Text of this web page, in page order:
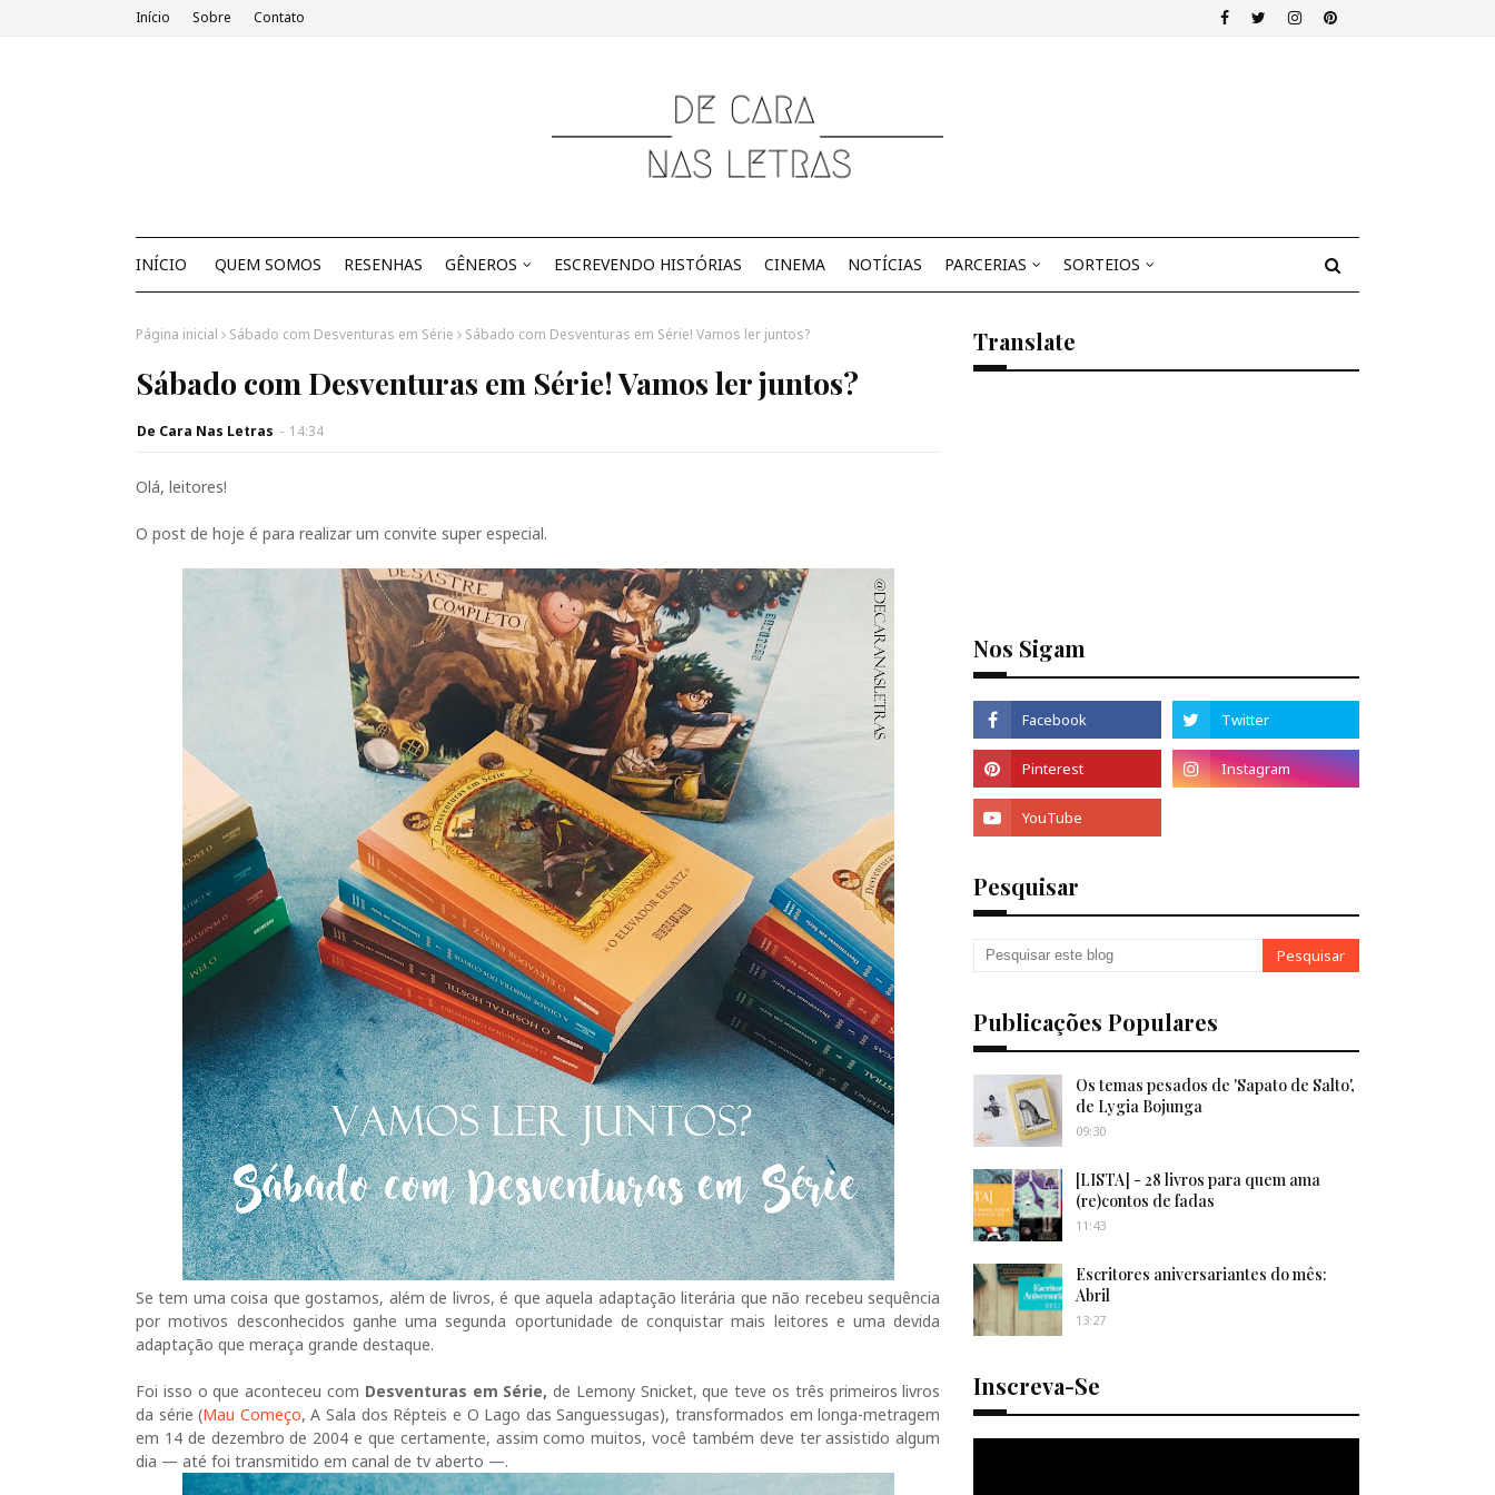
Início Sobre Contato
INÍCIO QUEM SOMOS RESENHAS GÊNEROS ESCREVENDO HISTÓRIAS CINEMA NOTÍCIAS PARCERIAS SORTEIOS
Página inicial Sábado com Desventuras em Série Sábado com Desventuras em Série! Vamos ler juntos?
Sábado com Desventuras em Série! Vamos ler juntos?
De Cara Nas Letras - 14:34
Olá, leitores!
O post de hoje é para realizar um convite super especial.
Se tem uma coisa que gostamos, além de livros, é que aquela adaptação literária que não recebeu sequência
por motivos desconhecidos ganhe uma segunda oportunidade de conquistar mais leitores e uma devida
adaptação que meraça grande destaque.
Foi isso o que aconteceu com Desventuras em Série,de Lemony Snicket, que teve os três primeiros livros
da série (Mau Começo, A Sala dos Répteis e O Lago das Sanguessugas), transformados em longa-metragem
em 14 de dezembro de 2004 e que certamente, assim como muitos, você também deve ter assistido algum
dia — até foi transmitido em canal de tv aberto —.
Translate
Nos Sigam
Pesquisar
Publicações Populares
Os temas pesados de 'Sapato de Salto',
de Lygia Bojunga
09:30
[LISTA] - 28 livros para quem ama
(re)contos de fadas
11:43
Escritores aniversariantes do mês:
Abril
13:27
Inscreva-Se